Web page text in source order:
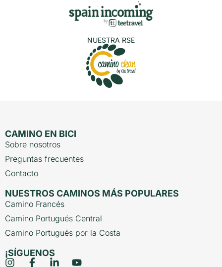
NUESTRA RSE
CAMINO EN BICI
Sobre nosotros
Preguntas frecuentes
Contacto
NUESTROS CAMINOS MÁS POPULARES
Camino Francés
Camino Portugués Central
Camino Portugués por la Costa
¡SÍGUENOS